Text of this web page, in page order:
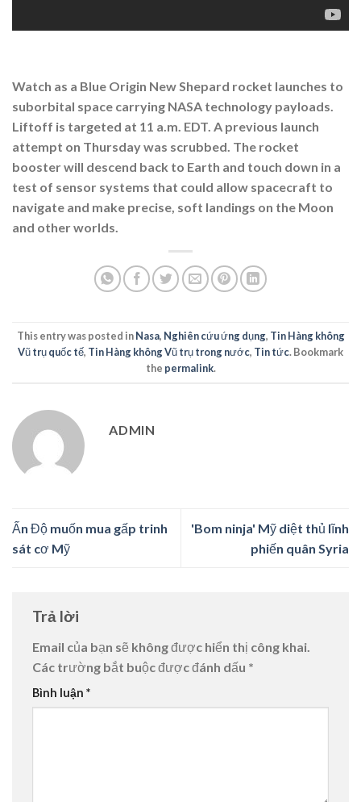
Watch as a Blue Origin New Shepard rocket launches to
suborbital space carrying NASA technology payloads.
Liftoff is targeted at 11 a.m. EDT. A previous launch
attempt on Thursday was scrubbed. The rocket
booster will descend back to Earth and touch down in a
test of sensor systems that could allow spacecraft to
navigate and make precise, soft landings on the Moon
and other worlds.
This entry was posted inNasa, Nghiên cứu ứng dụng, Tin Hàng không
Vũ trụ quốc tế, Tin Hàng không Vũ trụ trong nước, Tin tức. Bookmark
the permalink.
ADMIN
Ấn Độ muốn mua gấp trinh
sát cơ Mỹ
'Bom ninja' Mỹ diệt thủ lĩnh
phiến quân Syria
Trả lời
Email của bạn sẽ không được hiển thị công khai.
Các trường bắt buộc được đánh dấu *
Bình luận *